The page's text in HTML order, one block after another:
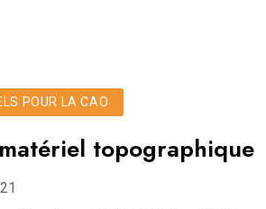
POUR LA CAO
topographique